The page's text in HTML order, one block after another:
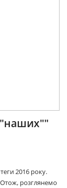
"наших""
2016 року.
Отож, розглянемо